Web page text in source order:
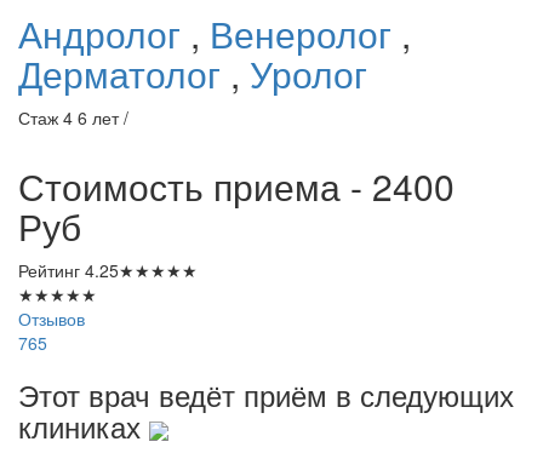
Андролог , Венеролог ,
Дерматолог , Уролог
Стаж 4 6 лет /
Стоимость приема - 2400
Руб
Рейтинг 4.25★★★★★
★★★★★
Отзывов
765
Этот врач ведёт приём в следующих
клиниках